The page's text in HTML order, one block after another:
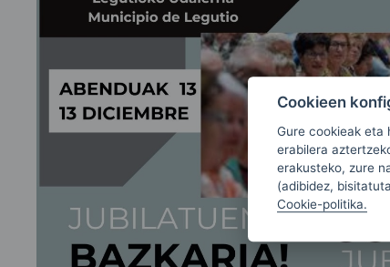
Cookieen
Gure cookieak eta
erabilera
erakusteko, zure
(adibidez,
Cookie-politika.